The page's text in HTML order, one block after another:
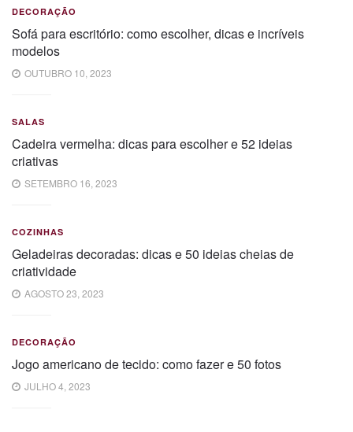
DECORAÇÃO
Sofá para escritório: como escolher, dicas e incríveis
modelos
OUTUBRO 10, 2023
SALAS
Cadeira vermelha: dicas para escolher e 52 ideias
criativas
SETEMBRO 16, 2023
COZINHAS
Geladeiras decoradas: dicas e 50 ideias cheias de
criatividade
AGOSTO 23, 2023
DECORAÇÃO
Jogo americano de tecido: como fazer e 50 fotos
JULHO 4, 2023